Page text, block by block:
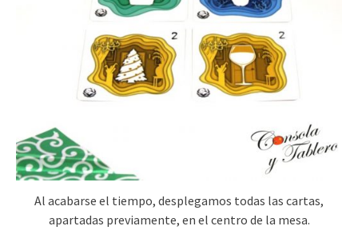
Al acabarse el tiempo, desplegamos todas las cartas,
apartadas previamente, en el centro de la mesa.